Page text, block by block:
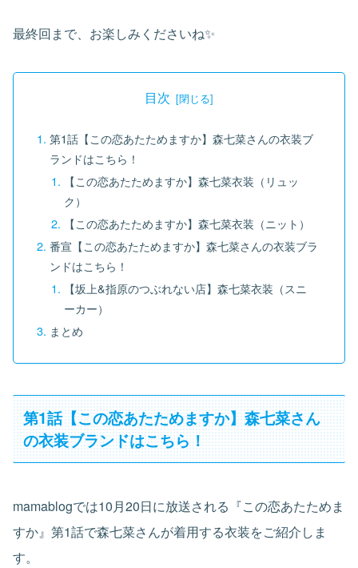
最終回まで、お楽しみくださいね✨
目次
第1話【この恋あたためますか】森七菜さんの衣装ブ
ランドはこちら！
【この恋あたためますか】森七菜衣装（リュッ
ク）
【この恋あたためますか】森七菜衣装（ニット）
番宣【この恋あたためますか】森七菜さんの衣装ブラ
ンドはこちら！
【坂上&指原のつぶれない店】森七菜衣装（スニ
ーカー）
まとめ
第1話【この恋あたためますか】森七菜さん
の衣装ブランドはこちら！
mamablogでは10月20日に放送される『この恋あたためま
すか』第1話で森七菜さんが着用する衣装をご紹介しま
す。